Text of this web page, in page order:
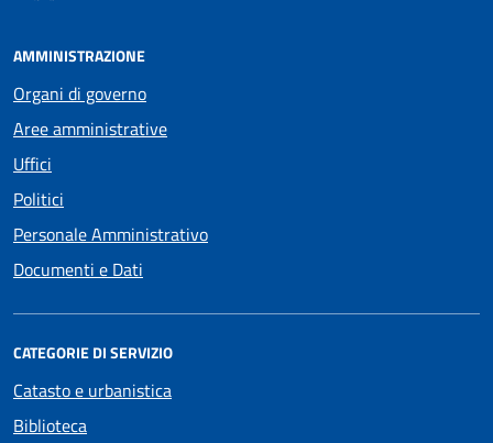
AMMINISTRAZIONE
Organi di governo
Aree amministrative
Uffici
Politici
Personale Amministrativo
Documenti e Dati
CATEGORIE DI SERVIZIO
Catasto e urbanistica
Biblioteca